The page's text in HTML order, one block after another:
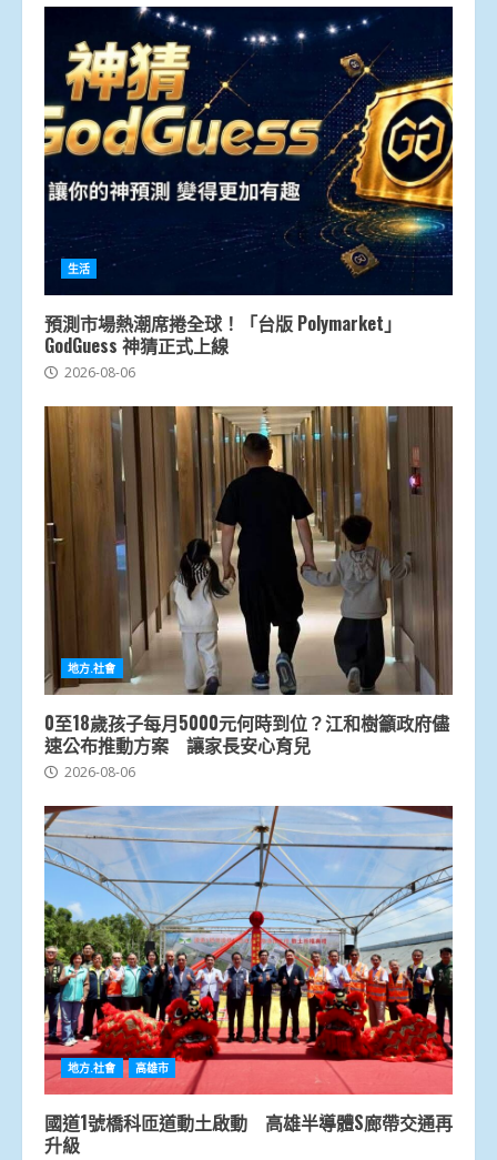
生活
預測市場熱潮席捲全球！「台版 Polymarket」
GodGuess 神猜正式上線
2026-08-06
地方.社會
0至18歲孩子每月5000元何時到位？江和樹籲政府儘
速公布推動方案 讓家長安心育兒
2026-08-06
地方.社會 高雄市
國道1號橋科匝道動土啟動 高雄半導體S廊帶交通再
升級